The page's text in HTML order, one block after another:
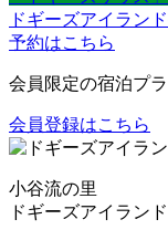
ドギーズアイラン
予約はこちら
会員限定の宿泊プ
会員登録はこちら
小谷流の里
ドギーズアイランド